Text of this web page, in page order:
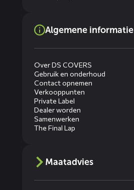
Algemene informatie
Over DS COVERS
Gebruik en onderhoud
Contact opnemen
Verkooppunten
Private Label
Dealer worden
Samenwerken
The Final Lap
Maatadvies